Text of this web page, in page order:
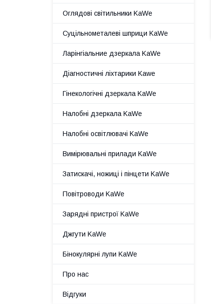
Оглядові світильники KaWe
Суцільнометалеві шприци KaWe
Ларінгіальние дзеркала KaWe
Діагностичні ліхтарики Kawe
Гінекологічні дзеркала KaWe
Налобні дзеркала KaWe
Налобні освітлювачі KaWe
Вимірювальні прилади KaWe
Затискачі, ножиці і пінцети KaWe
Повітроводи KaWe
Зарядні пристрої KaWe
Джгути KaWe
Бінокулярні лупи KaWe
Про нас
Відгуки